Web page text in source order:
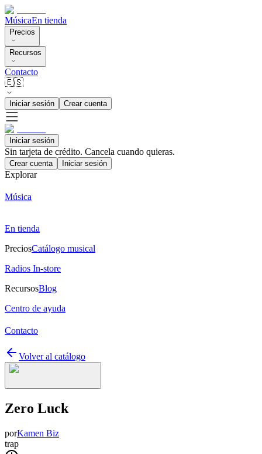
MúsicaEn tienda
Precios
Recursos
Contacto
🇪🇸
Iniciar sesión Crear cuenta
Iniciar sesión
Sin tarjeta de crédito. Cancela cuando quieras.
Crear cuenta Iniciar sesión
Explorar
Música
En tienda
PreciosCatálogo musical
Radios In-store
RecursosBlog
Centro de ayuda
Contacto
Volver al catálogo
Zero Luck
porKamen Biz
trap